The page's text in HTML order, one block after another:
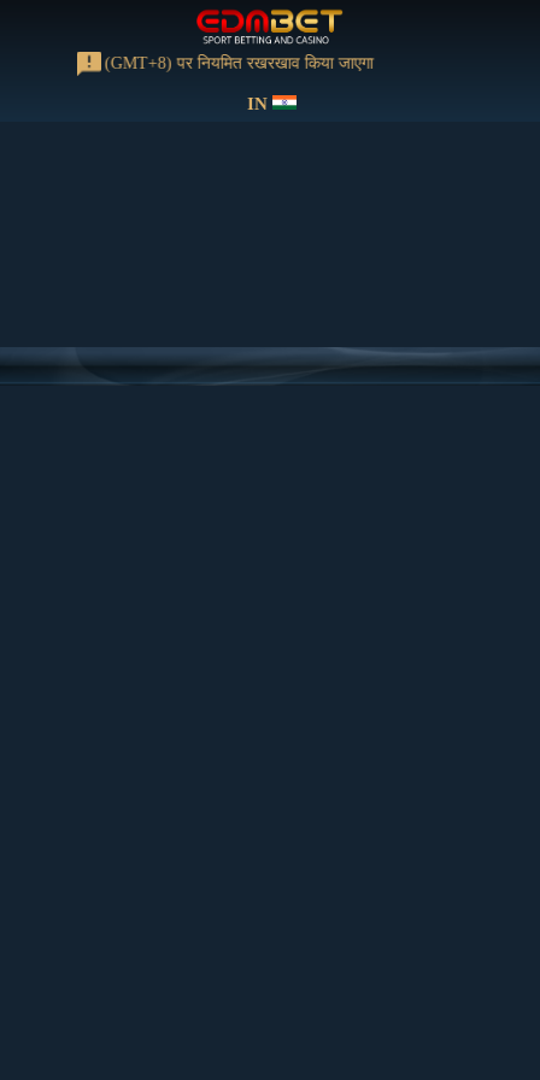
13:00-15:00 (GMT+8) पर नियमित रखरखाव किया जाएगा
IN